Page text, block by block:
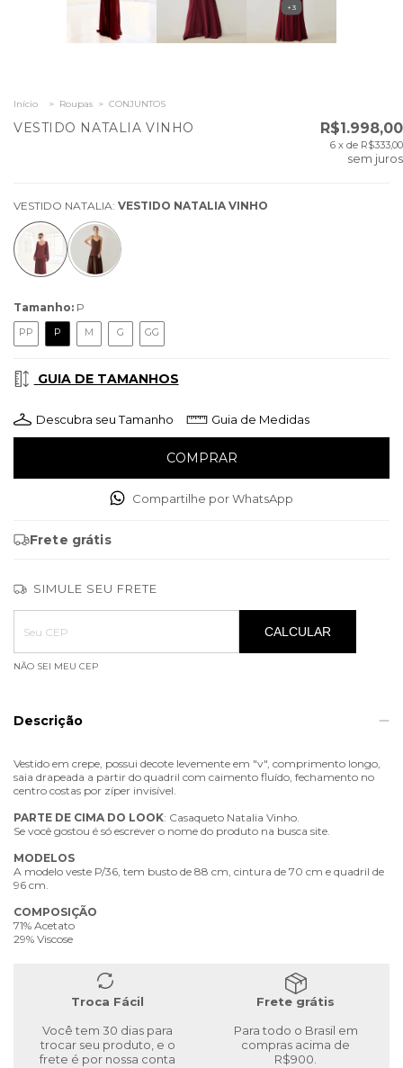
+3
Início > Roupas > CONJUNTOS
VESTIDO NATALIA VINHO R$1.998,00
6 x de R$333,00
sem juros
VESTIDO NATALIA: VESTIDO NATALIA VINHO
Tamanho: P
PP P M G GG
GUIA DE TAMANHOS
Descubra seu Tamanho Guia de Medidas
Compartilhe por WhatsApp
Frete grátis
SIMULE SEU FRETE
Entregas para o CEP:
ALTERAR CEP
CALCULAR
NÃO SEI MEU CEP
Descrição
Vestido em crepe, possui decote levemente em "v", comprimento longo,
saia drapeada a partir do quadril com caimento fluído, fechamento no
centro costas por zíper invisível.
PARTE DE CIMA DO LOOK: Casaqueto Natalia Vinho.
Se você gostou é só escrever o nome do produto na busca site.
MODELOS
A modelo veste P/36, tem busto de 88 cm, cintura de 70 cm e quadril de
96 cm.
COMPOSIÇÃO
71% Acetato
29% Viscose
Troca Fácil
Você tem 30 dias para
trocar seu produto, e o
frete é por nossa conta
Frete grátis
Para todo o Brasil em
compras acima de
R$900.